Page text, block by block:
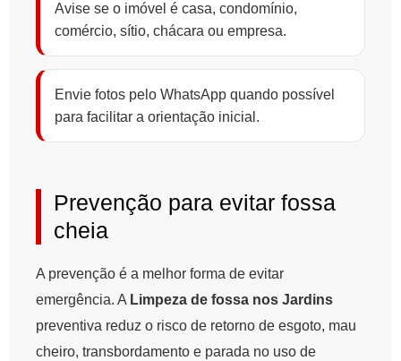
Avise se o imóvel é casa, condomínio,
comércio, sítio, chácara ou empresa.
Envie fotos pelo WhatsApp quando possível
para facilitar a orientação inicial.
Prevenção para evitar fossa
cheia
A prevenção é a melhor forma de evitar
emergência. A Limpeza de fossa nos Jardins
preventiva reduz o risco de retorno de esgoto, mau
cheiro, transbordamento e parada no uso de